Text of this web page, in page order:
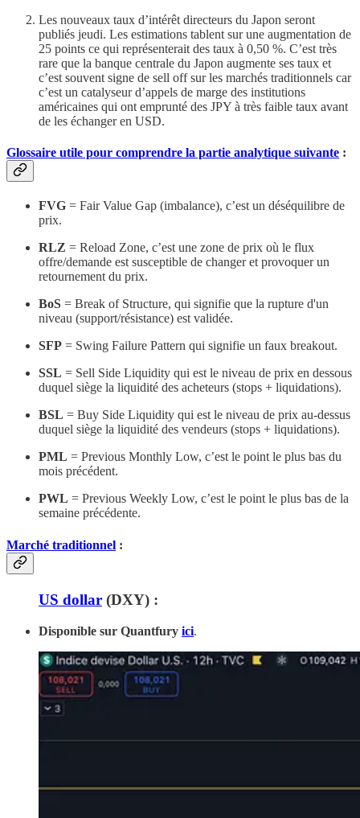
Les nouveaux taux d’intérêt directeurs du Japon seront
publiés jeudi. Les estimations tablent sur une augmentation de
25 points ce qui représenterait des taux à 0,50 %. C’est très
rare que la banque centrale du Japon augmente ses taux et
c’est souvent signe de sell off sur les marchés traditionnels car
c’est un catalyseur d’appels de marge des institutions
américaines qui ont emprunté des JPY à très faible taux avant
de les échanger en USD.
Glossaire utile pour comprendre la partie analytique suivante :
FVG = Fair Value Gap (imbalance), c’est un déséquilibre de
prix.
RLZ = Reload Zone, c’est une zone de prix où le flux
offre/demande est susceptible de changer et provoquer un
retournement du prix.
BoS = Break of Structure, qui signifie que la rupture d'un
niveau (support/résistance) est validée.
SFP = Swing Failure Pattern qui signifie un faux breakout.
SSL = Sell Side Liquidity qui est le niveau de prix en dessous
duquel siège la liquidité des acheteurs (stops + liquidations).
BSL = Buy Side Liquidity qui est le niveau de prix au-dessus
duquel siège la liquidité des vendeurs (stops + liquidations).
PML = Previous Monthly Low, c’est le point le plus bas du
mois précédent.
PWL = Previous Weekly Low, c’est le point le plus bas de la
semaine précédente.
Marché traditionnel :
US dollar (DXY) :
Disponible sur Quantfury ici.